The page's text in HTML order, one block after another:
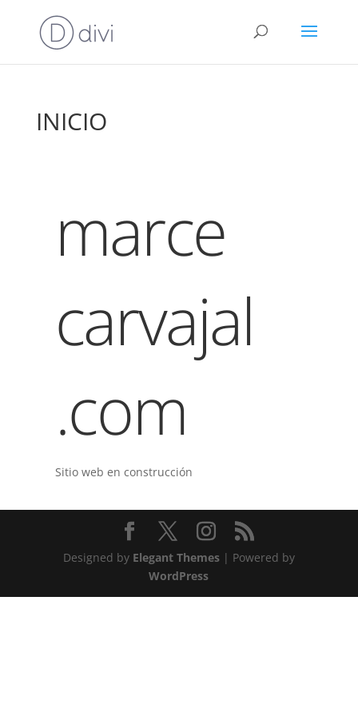
INICIO
marce
carvajal
.com
Sitio web en construcción
Designed by Elegant Themes| Powered by
WordPress